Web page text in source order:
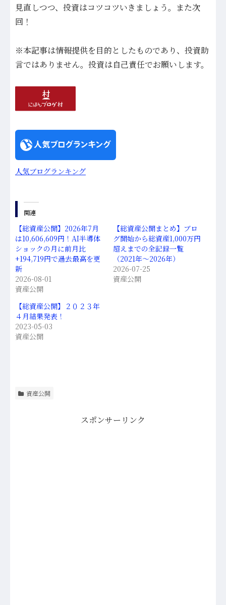
見直しつつ、投資はコツコツいきましょう。また次
回！
※本記事は情報提供を目的としたものであり、投資助
言ではありません。投資は自己責任でお願いします。
人気ブログランキング
関連
【総資産公開】2026年7月
は10,606,609円！AI半導体
ショックの月に前月比
+194,719円で過去最高を更
新
2026-08-01
資産公開
【総資産公開まとめ】ブロ
グ開始から総資産1,000万円
超えまでの全記録一覧
（2021年〜2026年）
2026-07-25
資産公開
【総資産公開】２０２３年
４月結果発表！
2023-05-03
資産公開
資産公開
スポンサーリンク